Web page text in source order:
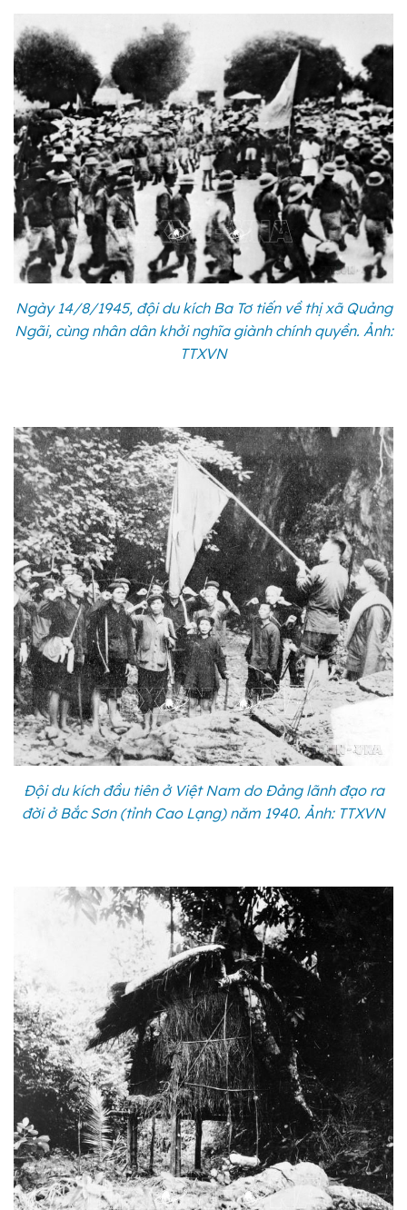
Ngày 14/8/1945, đội du kích Ba Tơ tiến về thị xã Quảng
Ngãi, cùng nhân dân khởi nghĩa giành chính quyền. Ảnh:
TTXVN
Đội du kích đầu tiên ở Việt Nam do Đảng lãnh đạo ra
đời ở Bắc Sơn (tỉnh Cao Lạng) năm 1940. Ảnh: TTXVN